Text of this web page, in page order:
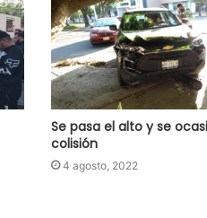
Se pasa el alto y se
colisión
4 agosto, 2022